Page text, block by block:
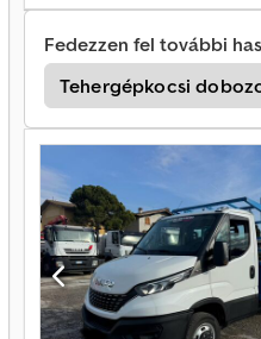
TELJES ÖSSZTÖMEG: 3.500
Fedezzen fel további
Tehergépkocsi